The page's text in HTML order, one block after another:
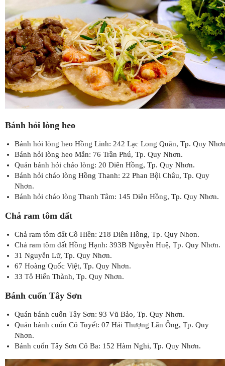
Bánh hỏi lòng heo
Bánh hỏi lòng heo Hồng Linh: 242 Lạc Long Quân, Tp. Quy
Bánh hỏi lòng heo Mẫn: 76 Trần Phú, Tp. Quy Nhơn.
Quán bánh hỏi cháo lòng: 20 Diên Hồng, Tp. Quy Nhơn.
Bánh hỏi cháo lòng Hồng Thanh: 22 Phan Bội Châu, Tp. Quy
Nhơn.
Bánh hỏi cháo lòng Thanh Tâm: 145 Diên Hồng, Tp. Quy Nhơn.
Chả ram tôm đất
Chả ram tôm đất Cô Hiền: 218 Diên Hồng, Tp. Quy Nhơn.
Chả ram tôm đất Hồng Hạnh: 393B Nguyễn Huệ, Tp. Quy Nhơn.
31 Nguyễn Lữ, Tp. Quy Nhơn.
67 Hoàng Quốc Việt, Tp. Quy Nhơn.
33 Tô Hiến Thành, Tp. Quy Nhơn.
Bánh cuốn Tây Sơn
Quán bánh cuốn Tây Sơn: 93 Vũ Bảo, Tp. Quy Nhơn.
Quán bánh cuốn Cô Tuyết: 07 Hải Thượng Lãn Ông, Tp. Quy
Nhơn.
Bánh cuốn Tây Sơn Cô Ba: 152 Hàm Nghi, Tp. Quy Nhơn.